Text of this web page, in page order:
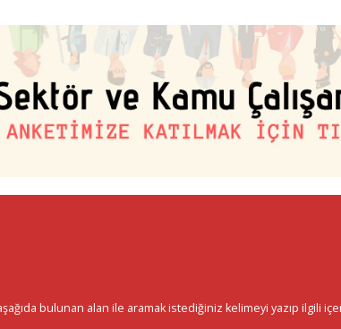
bulunan alan ile aramak istediğiniz kelimeyi yazıp ilgili